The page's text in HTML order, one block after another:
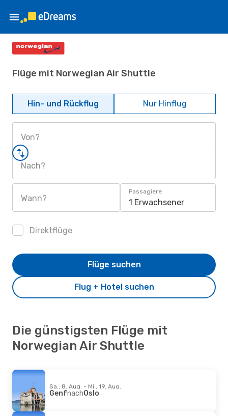
Flüge mit Norwegian Air Shuttle
Hin- und Rückflug Nur Hinflug
Von?
Nach?
Wann?
Passagiere
1 Erwachsener
Direktflüge
Flug + Hotel suchen
Flüge suchen
Die günstigsten Flüge mit
Norwegian Air Shuttle
Sa., 8. Aug. - Mi., 19. Aug.
GenfnachOslo